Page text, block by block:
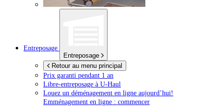
Entreposage
Entreposage
Retour au menu principal
Prix garanti pendant 1 an
Libre-entreposage à U-Haul
Louez un déménagement en ligne aujourd’hui!
Emménagement en ligne : commencer